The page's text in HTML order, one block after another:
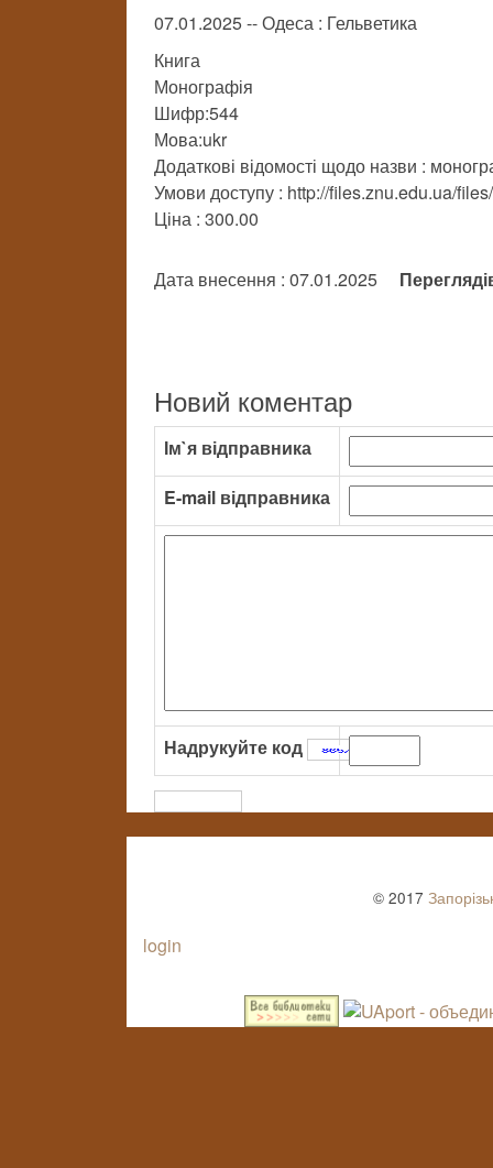
07.01.2025 -- Одеса : Гельветика
Книга
Монографія
Шифр:544
Мова:ukr
Додаткові відомості щодо назви :
Умови доступу : http://files.znu.edu.ua/
Ціна : 300.00
Дата внесення : 07.01.2025
Новий коментар
Ім`я відправника
E-mail відправника
Надрукуйте код
© 2017
login